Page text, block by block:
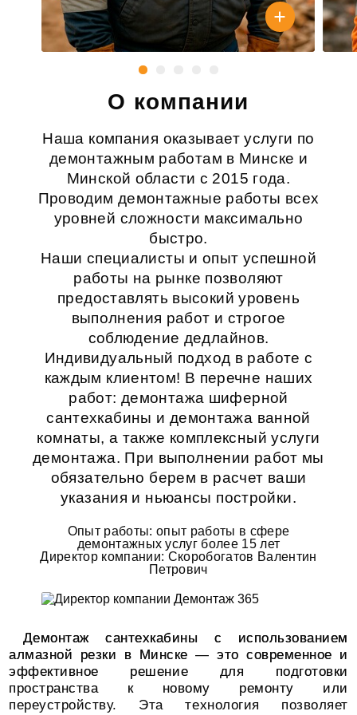
О компании
Наша компания оказывает услуги по
демонтажным работам в Минске и
Минской области с 2015 года.
Проводим демонтажные работы всех
уровней сложности максимально
быстро.
Наши специалисты и опыт успешной
работы на рынке позволяют
предоставлять высокий уровень
выполнения работ и строгое
соблюдение дедлайнов.
Индивидуальный подход в работе с
каждым клиентом! В перечне наших
работ: демонтажа шиферной
сантехкабины и демонтажа ванной
комнаты, а также комплексныйуслуги
демонтажа. При выполнении работ мы
обязательно берем в расчет ваши
указания и ньюансы постройки.
Опыт работы: опыт работы в сфере
демонтажных услуг более 15 лет
Директор компании: Скоробогатов Валентин
Петрович
Демонтаж сантехкабины с использованием
алмазной резки в Минске — это современное и
эффективное решение для подготовки
пространства к новому ремонту или
переустройству. Эта технология позволяет